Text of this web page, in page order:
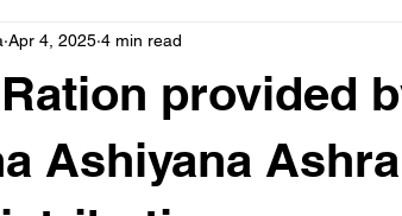
provided
Ashiyana
Apr 4, 2025 4 min read